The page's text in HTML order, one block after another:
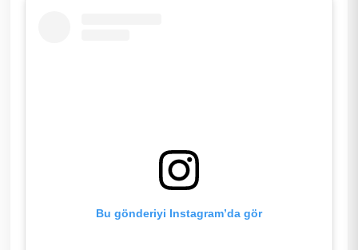
Bu gönderiyi Instagram’da gör